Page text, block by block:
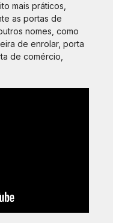
mais práticos,
as portas de
nomes, como
de enrolar, porta
de comércio,